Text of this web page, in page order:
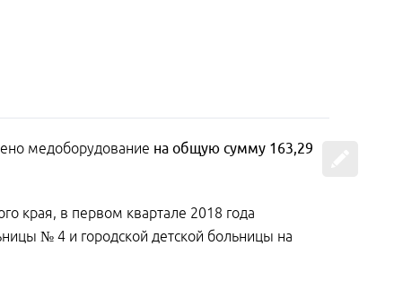
медоборудование на общую сумму 163,29
края, в первом квартале 2018 года
№ 4 и городской детской больницы на